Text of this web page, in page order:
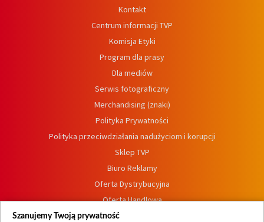
Kontakt
Centrum informacji TVP
Komisja Etyki
Program dla prasy
Dla mediów
Serwis fotograficzny
Merchandising (znaki)
Polityka Prywatności
Polityka przeciwdziałania nadużyciom i korupcji
Sklep TVP
Biuro Reklamy
Oferta Dystrybucyjna
Oferta Handlowa
Dostępność
Szanujemy Twoją prywatność